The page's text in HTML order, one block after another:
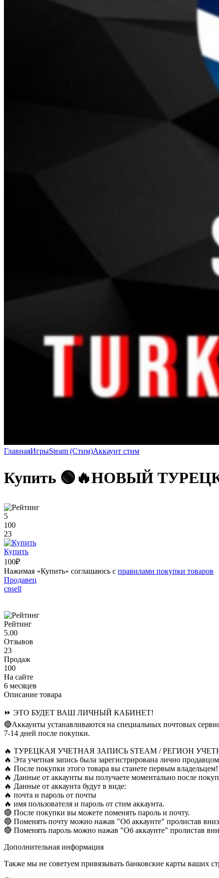
ГлавнаяИгрыSteam (Стим)Аккаунт стим
Купить 🟢🔥НОВЫЙ
5
100
23
Купить
100₽
Нажимая «Купить» соглашаюсь с правилами покупки товаров
Продавец
cnsell
Рейтинг
5.00
Отзывов
23
Продаж
100
На сайте
6 месяцев
Описание товара
⏩ ЭТО БУДЕТ ВАШ ЛИЧНЫЙ КАБИНЕТ!
🔴Аккаунты устанавливаются на специальных почтовых
7-14 дней после покупки.
🔥 ТУРЕЦКАЯ УЧЕТНАЯ ЗАПИСЬ STEAM / РЕГИОН
🔥 Эта учетная запись была зарегистрирована лично
🔥 После покупки этого товара вы станете первым владельцем!
🔥 Данные от аккаунты вы получаете моментально после
🔥 Данные от аккаунта будут в виде:
🔥 почта и пароль от почты
🔥 имя пользователя и пароль от стим аккаунта.
🔴 После покупки вы можете поменять пароль и почту.
🔴 Поменять почту можно нажав "Об аккаунте" пролистав
🔴 Поменять пароль можно нажав "Об аккаунте"
Дополнительная информация
Также мы не советуем привязывать банковские карты ваших